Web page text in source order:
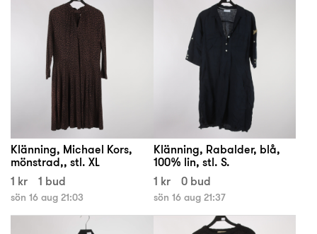
Klänning, Michael Kors,
mönstrad,, stl. XL
1 kr
1 bud
sön 16 aug 21:03
Klänning, Rabalder, blå,
100% lin, stl. S.
1 kr
0 bud
sön 16 aug 21:37